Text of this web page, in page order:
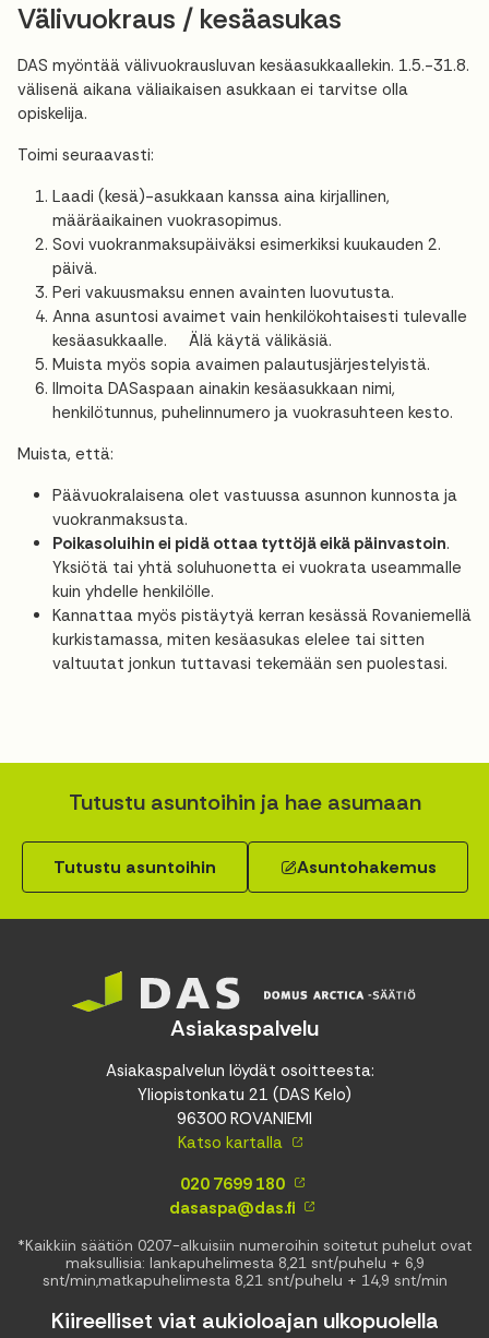
Välivuokraus / kesäasukas
DAS myöntää välivuokrausluvan kesäasukkaallekin. 1.5.-31.8.
välisenä aikana väliaikaisen asukkaan ei tarvitse olla
opiskelija.
Toimi seuraavasti:
Laadi (kesä)-asukkaan kanssa aina kirjallinen,
määräaikainen vuokrasopimus.
Sovi vuokranmaksupäiväksi esimerkiksi kuukauden 2.
päivä.
Peri vakuusmaksu ennen avainten luovutusta.
Anna asuntosi avaimet vain henkilökohtaisesti tulevalle
kesäasukkaalle. Älä käytä välikäsiä.
Muista myös sopia avaimen palautusjärjestelyistä.
Ilmoita DASaspaan ainakin kesäasukkaan nimi,
henkilötunnus, puhelinnumero ja vuokrasuhteen kesto.
Muista, että:
Päävuokralaisena olet vastuussa asunnon kunnosta ja
vuokranmaksusta.
Poikasoluihin ei pidä ottaa tyttöjä eikä päinvastoin.
Yksiötä tai yhtä soluhuonetta ei vuokrata useammalle
kuin yhdelle henkilölle.
Kannattaa myös pistäytyä kerran kesässä Rovaniemellä
kurkistamassa, miten kesäasukas elelee tai sitten
valtuutat jonkun tuttavasi tekemään sen puolestasi.
Tutustu asuntoihin ja hae asumaan
Tutustu asuntoihin Asuntohakemus
Asiakaspalvelu
Asiakaspalvelun löydät osoitteesta:
Yliopistonkatu 21 (DAS Kelo)
96300 ROVANIEMI
Katso kartalla
020 7699 180
dasaspa@das.fi
*Kaikkiin säätiön 0207-alkuisiin numeroihin soitetut puhelut ovat
maksullisia: lankapuhelimesta 8,21 snt/puhelu + 6,9
snt/min,matkapuhelimesta 8,21 snt/puhelu + 14,9 snt/min
Kiireelliset viat aukioloajan ulkopuolella